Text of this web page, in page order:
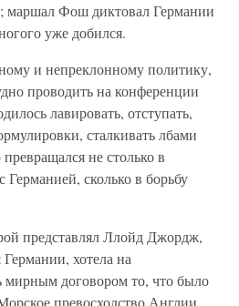
маршал Фош диктовал Германии
уже добился.
и непреклонному политику,
проводить на конференции
лавировать, отступать,
сталкивать лбами
не столько в
сколько в борьбу
представлял Ллойд Джордж,
хотела на
мирным договором то, что было
превосходство Англии